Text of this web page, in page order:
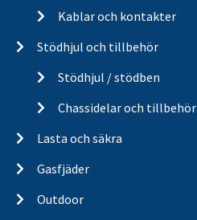
Kablar och kontakter
Stödhjul och tillbehör
Stödhjul / stödben
Chassidelar och tillbehör
Lasta och säkra
Gasfjäder
Outdoor